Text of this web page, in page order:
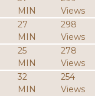
MIN
Views
27
MIN
298
Views
25
MIN
278
Views
32
MIN
254
Views